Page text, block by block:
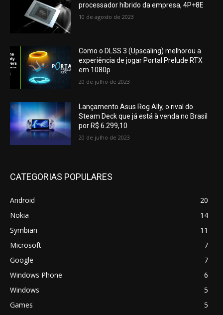
processador híbrido da empresa, 4P+8E
10 de agosto de 2023
Como o DLSS 3 (Upscaling) melhorou a
experiência de jogar Portal Prelude RTX
em 1080p
20 de julho de 2023
Lançamento Asus Rog Ally, o rival do
Steam Deck que já está à venda no Brasil
por R$ 6.299,10
20 de julho de 2023
CATEGORIAS POPULARES
Android
20
Nokia
14
Symbian
11
Microsoft
7
Google
7
Windows Phone
6
Windows
5
Games
5